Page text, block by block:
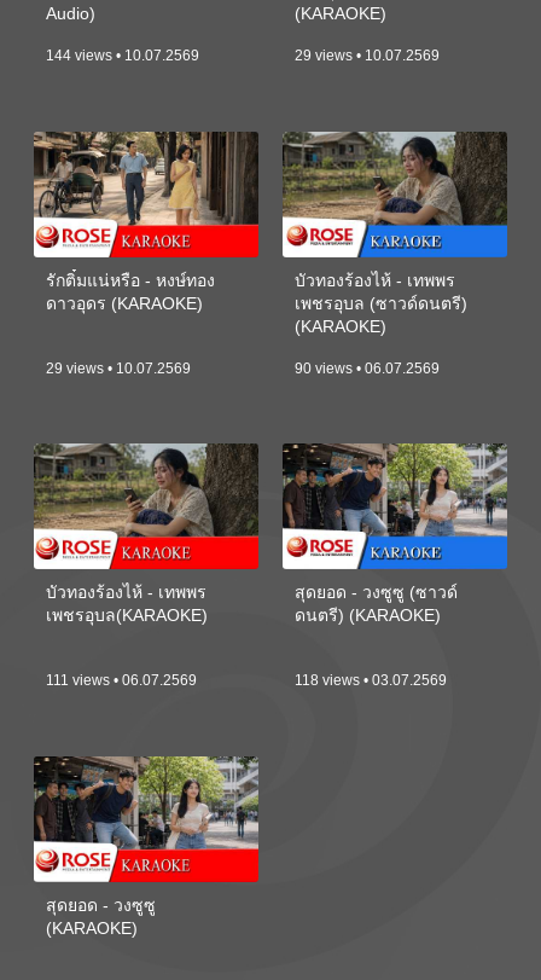
Audio)
144 views • 10.07.2569
(KARAOKE)
29 views • 10.07.2569
รักติ๋มแน่หรือ - หงษ์ทอง
ดาวอุดร (KARAOKE)
29 views • 10.07.2569
บัวทองร้องไห้ - เทพพร
เพชรอุบล (ซาวด์ดนตรี)
(KARAOKE)
90 views • 06.07.2569
บัวทองร้องไห้ - เทพพร
เพชรอุบล(KARAOKE)
111 views • 06.07.2569
สุดยอด - วงซูซู (ซาวด์
ดนตรี) (KARAOKE)
118 views • 03.07.2569
สุดยอด - วงซูซู
(KARAOKE)